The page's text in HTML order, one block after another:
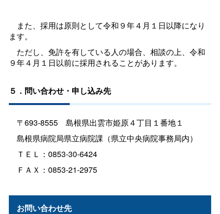
また、採用は原則として令和９年４月１日以降になり
ます。
ただし、免許を有している人の場合、相談の上、令和
９年４月１日以前に採用されることがあります。
５．問い合わせ・申し込み先
〒693-8555 島根県出雲市姫原４丁目１番地１
島根県病院局県立病院課（県立中央病院事務局内）
ＴＥＬ：0853-30-6424
ＦＡＸ：0853-21-2975
お問い合わせ先